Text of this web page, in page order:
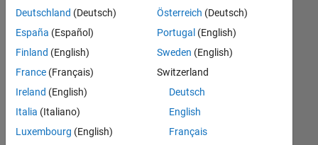
können
die
Suchkriterien
weiter
fassen
oder
alle
Stellenangebote
anzeigen .
Deutschland (Deutsch)
España (Español)
Finland (English)
France (Français)
Ireland (English)
Italia (Italiano)
Luxembourg (English)
Österreich (Deutsch)
Portugal (English)
Sweden (English)
Switzerland
Deutsch
English
Français